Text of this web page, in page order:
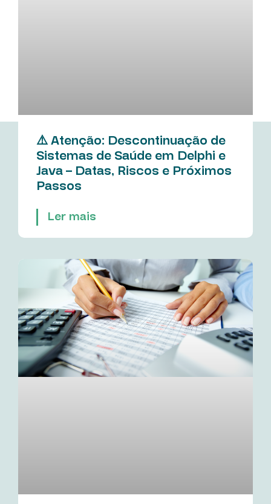
⚠️ Atenção: Descontinuação de
Sistemas de Saúde em Delphi e
Java – Datas, Riscos e Próximos
Passos
Ler mais